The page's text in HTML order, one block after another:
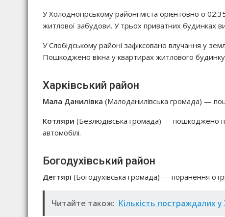
У Холодногірському районі міста орієнтовно о
житлової забудови. У трьох приватних будинках
У Слобідському районі зафіксовано влучання у
Пошкоджено вікна у квартирах житлового
Харківський район
Мала Данилівка (Малоданилівська громада) —
Котляри (Безлюдівська громада) — пошкоджено
автомобілі.
Богодухівський район
Дегтярі (Богодухівська громада) — поранення
Читайте також: Кількість постраждалих